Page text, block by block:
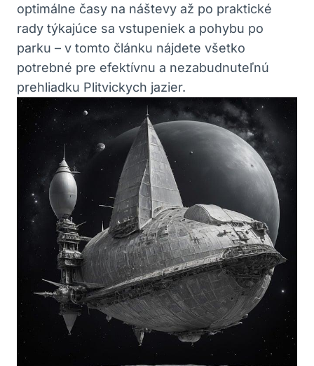
optimálne časy na ‌náštevy až po praktické
rady týkajúce sa vstupeniek a pohybu po‌
parku ‍– v⁤ tomto ‌článku nájdete všetko
potrebné pre ‌efektívnu⁤ a nezabudnuteľnú
prehliadku Plitvickych jazier.